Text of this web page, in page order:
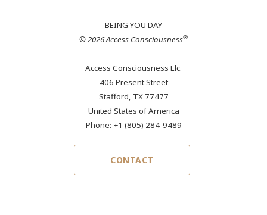
BEING YOU DAY
© 2026 Access Consciousness®
Access Consciousness Llc.
406 Present Street
Stafford, TX 77477
United States of America
Phone: +1 (805) 284-9489
CONTACT